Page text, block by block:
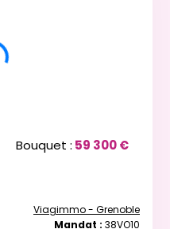
Bouquet : 59 300 €
Viagimmo - Grenoble
Mandat : 38VO10